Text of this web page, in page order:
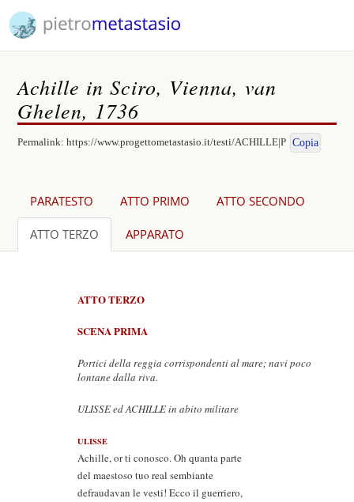
Achille in Sciro, Vienna, van
Ghelen, 1736
Permalink:https://www.progettometastasio.it/testi/ACHILLE|P Copia
PARATESTO ATTO PRIMO ATTO SECONDO
ATTO TERZO APPARATO
ATTO TERZO
SCENA PRIMA
Portici della reggia corrispondenti al mare; navi poco
lontane dalla riva.
ULISSE ed ACHILLE in abito militare
ULISSE
Achille, or ti conosco. Oh quanta parte
del maestoso tuo real sembiante
defraudavan le vesti! Ecco il guerriero,